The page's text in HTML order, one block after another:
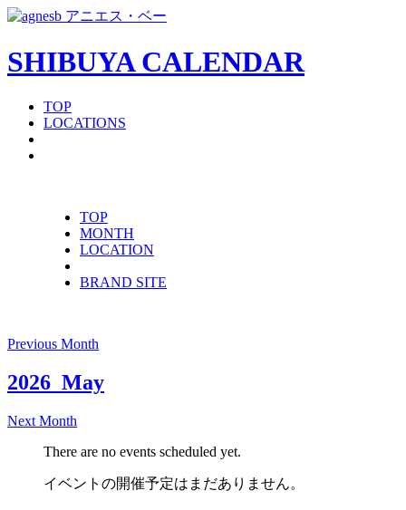
SHIBUYA CALENDAR
TOP
LOCATIONS
TOP
MONTH
LOCATION
BRAND SITE
Previous Month
2026 May
Next Month
There are no events scheduled yet.
イベントの開催予定はまだありません。